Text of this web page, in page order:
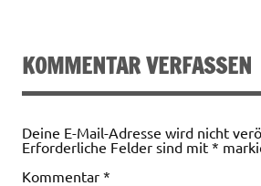
KOMMENTAR VERFASSEN
Deine E-Mail-Adresse wird nicht
Erforderliche Felder sind mit *
Kommentar *